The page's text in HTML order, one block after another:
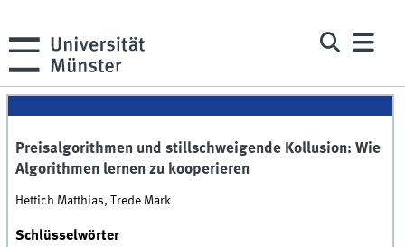
Preisalgorithmen und stillschweigende Kollusion: Wie
Algorithmen lernen zu kooperieren
Hettich Matthias, Trede Mark
Schlüsselwörter